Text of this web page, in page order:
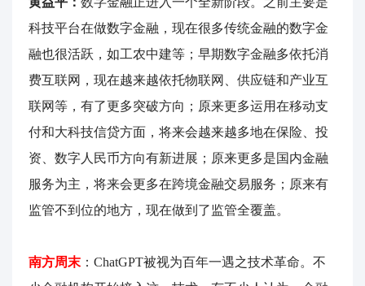
科技平台在做数字金融，现在很多传统金融的数字金
融也很活跃，如工农中建等；早期数字金融多依托消
费互联网，现在越来越依托物联网、供应链和产业互
联网等，有了更多突破方向；原来更多运用在移动支
付和大科技信贷方面，将来会越来越多地在保险、投
资、数字人民币方向有新进展；原来更多是国内金融
服务为主，将来会更多在跨境金融交易服务；原来有
监管不到位的地方，现在做到了监管全覆盖。
南方周末 ：ChatGPT被视为百年一遇之技术革命。不